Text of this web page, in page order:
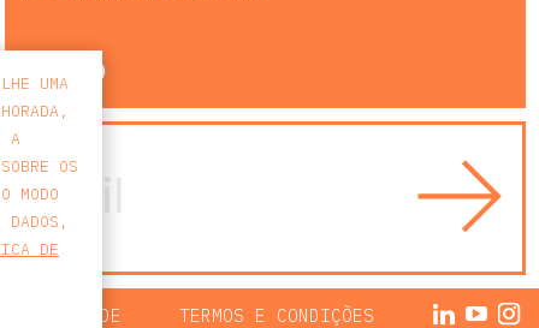
faro
TERMOS E CONDIÇÕES
UMA
A
OS
MODO
DADOS,
DE